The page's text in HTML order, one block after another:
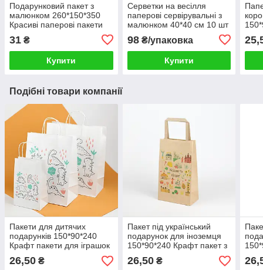
Подарунковий пакет з
малюнком 260*150*350
Красиві паперові пакети
під подарунок дівчині жінці
31 ₴
Купити
Серветки на весілля
паперові сервірувальні з
малюнком 40*40 см 10 шт
98₴/упаковка
Купити
Подібні товари компанії
Пакети для дитячих
подарунків 150*90*240
Крафт пакети для іграшок
з малюнком
"Динозаврики"
26,50 ₴
Пакет під український
подарунок для іноземця
150*90*240 Крафт пакет з
українською символікою
26,50₴